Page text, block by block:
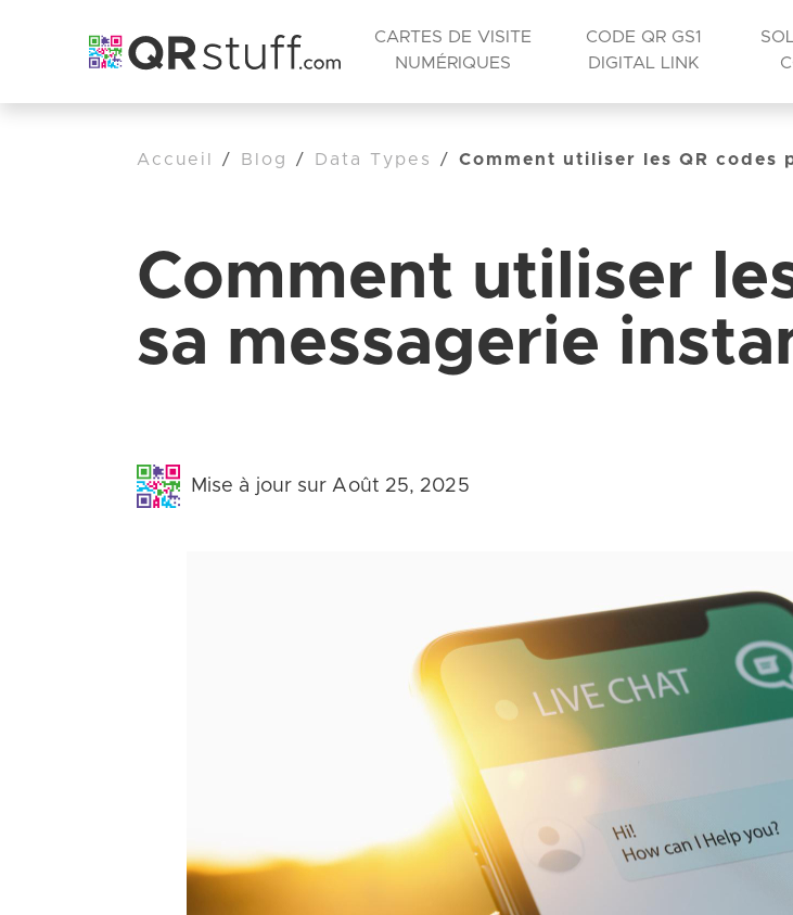
CARTES DE VISITE
NUMÉRIQUES
CODE QR GS1
DIGITAL LINK
Accueil / Blog / Data Types / Comment utiliser les QR codes
Comment utiliser
sa messagerie
Mise à jour sur Août 25, 2025